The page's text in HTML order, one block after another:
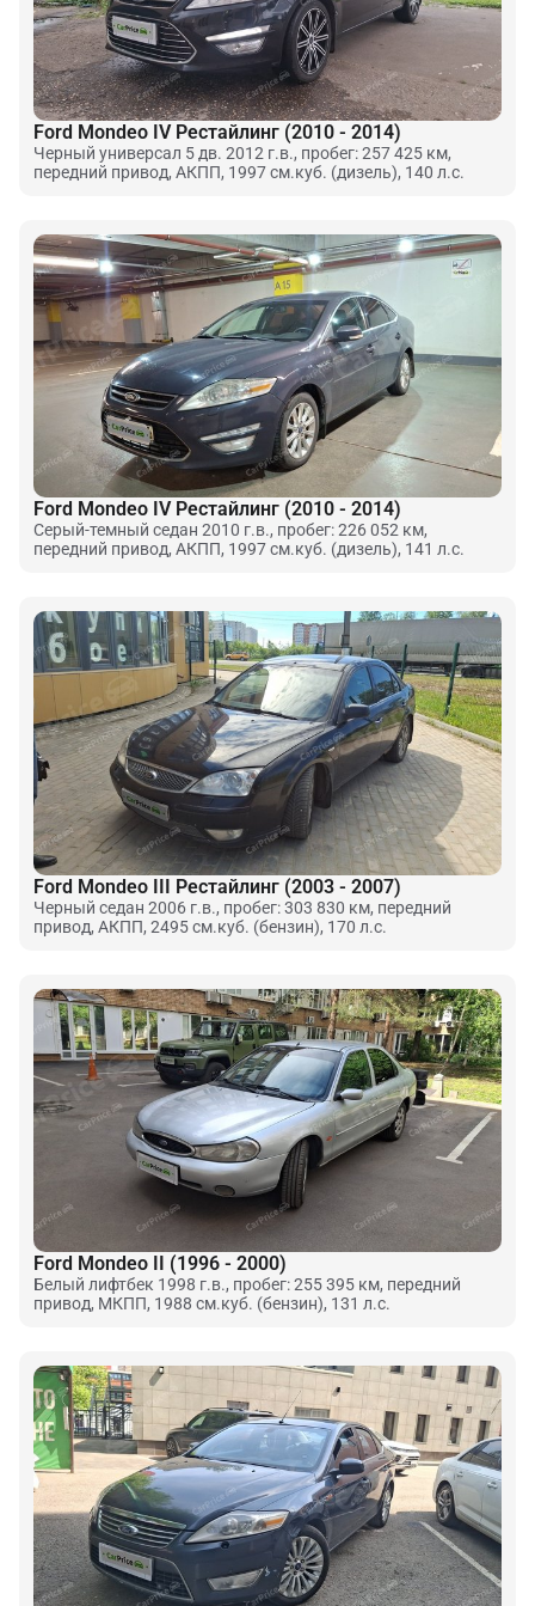
Ford Mondeo IV Рестайлинг (2010 - 2014)
Черный универсал 5 дв. 2012 г.в., пробег: 257 425 км,
передний привод, АКПП, 1997 см.куб. (дизель), 140 л.с.
Ford Mondeo IV Рестайлинг (2010 - 2014)
Серый-темный седан 2010 г.в., пробег: 226 052 км,
передний привод, АКПП, 1997 см.куб. (дизель), 141 л.с.
Ford Mondeo III Рестайлинг (2003 - 2007)
Черный седан 2006 г.в., пробег: 303 830 км, передний
привод, АКПП, 2495 см.куб. (бензин), 170 л.с.
Ford Mondeo II (1996 - 2000)
Белый лифтбек 1998 г.в., пробег: 255 395 км, передний
привод, МКПП, 1988 см.куб. (бензин), 131 л.с.